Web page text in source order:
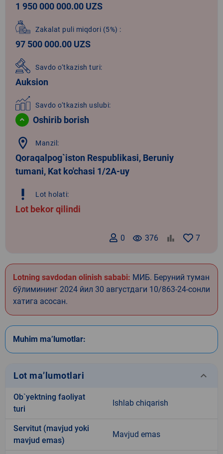
1 950 000 000.00 UZS
Zakalat puli miqdori (5%) :
97 500 000.00 UZS
Savdo o‘tkazish turi:
Auksion
Savdo o‘tkazish uslubi:
Oshirib borish
location_on Manzil:
Qoraqalpog`iston Respublikasi, Beruniy
tumani, Kat ko'chasi 1/2A-uy
priority_high Lot holati:
Lot bekor qilindi
7
remove_red_eye 376
0
Lotning savdodan olinish sababi: МИБ. Беруний туман
бўлимининг 2024 йил 30 августдаги 10/863-24-сонли
хатига асосан.
Muhim ma’lumotlar:
Lot ma’lumotlari keyboard_arrow_down
Ob`yektning faoliyat
turi
Ishlab chiqarish
Servitut (mavjud yoki
mavjud emas)
Mavjud emas